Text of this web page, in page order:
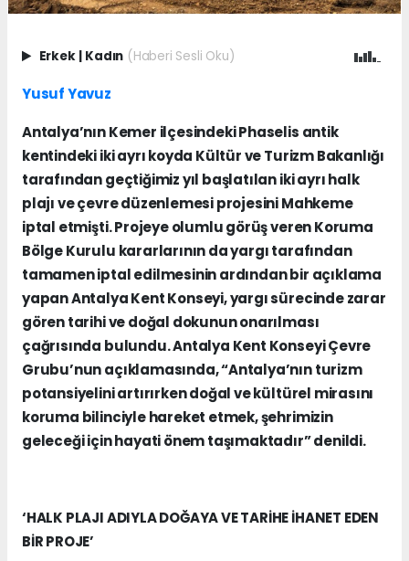
Erkek Kadın (Haberi Sesli Oku)
Yusuf Yavuz
Antalya’nın Kemer ilçesindeki Phaselis antik
kentindeki iki ayrı koyda Kültür ve Turizm Bakanlığı
tarafından geçtiğimiz yıl başlatılan iki ayrı halk
plajı ve çevre düzenlemesi projesini Mahkeme
iptal etmişti. Projeye olumlu görüş veren Koruma
Bölge Kurulu kararlarının da yargı tarafından
tamamen iptal edilmesinin ardından bir açıklama
yapan Antalya Kent Konseyi, yargı sürecinde zarar
gören tarihi ve doğal dokunun onarılması
çağrısında bulundu. Antalya Kent Konseyi Çevre
Grubu’nun açıklamasında, “Antalya’nın turizm
potansiyelini artırırken doğal ve kültürel mirasını
koruma bilinciyle hareket etmek, şehrimizin
geleceği için hayati önem taşımaktadır” denildi.
‘HALK PLAJI ADIYLA DOĞAYA VE TARİHE İHANET EDEN
BİR PROJE’